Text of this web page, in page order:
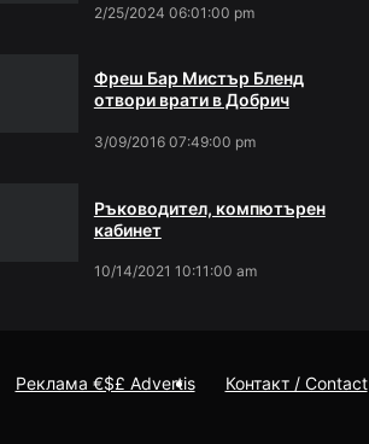
2/25/2024 06:01:00 pm
Фреш Бар Мистър Бленд
отвори врати в Добрич
3/09/2016 07:49:00 pm
Ръководител, компютърен
кабинет
10/14/2021 10:11:00 am
Реклама €$£ Advertis Контакт / Contact